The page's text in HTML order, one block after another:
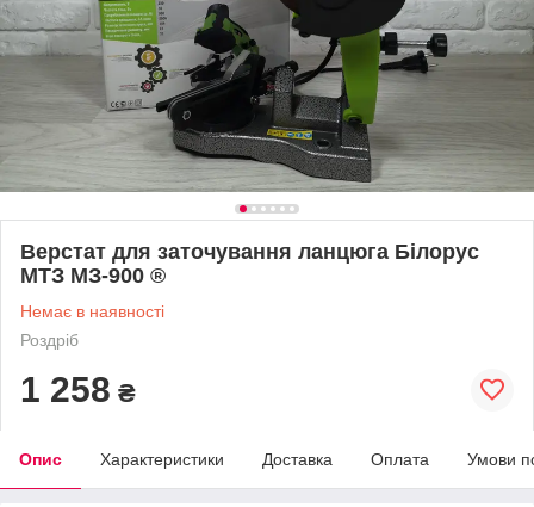
Верстат для заточування ланцюга Білорус
МТЗ МЗ-900 ®
Немає в наявності
Роздріб
1 258 ₴
Опис Характеристики Доставка Оплата Умови